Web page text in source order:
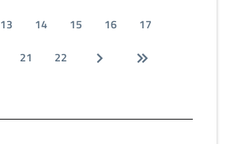
13 14 15 16
17
21 22